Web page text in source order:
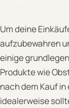
Um deine
aufzubewahren
einige
Produkte wie
nach dem Kauf
idealerweise